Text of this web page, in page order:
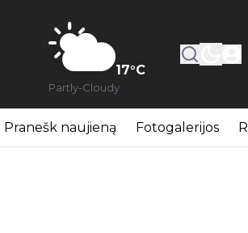
17°C
Partly-Cloudy
Pranešk naujieną Fotogalerijos